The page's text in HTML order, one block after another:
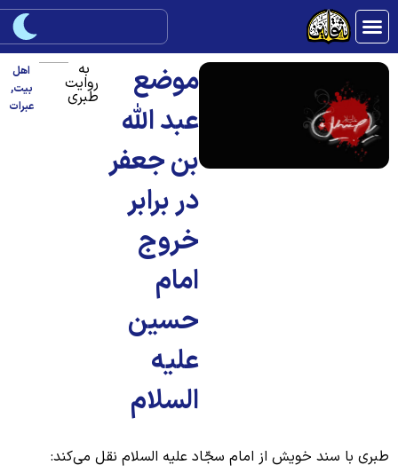
موضع
عبد الله
بن جعفر
در برابر
خروج
امام
حسین
علیه
السلام
روایت
طبری
اهل
بیت,
عبرات
با سند خویش از امام سجّاد علیه السلام نقل می‌کند: